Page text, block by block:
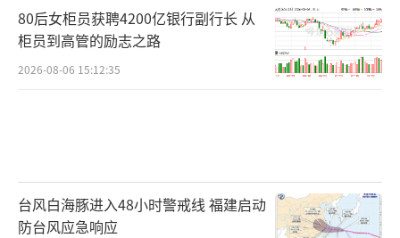
80后女柜员获聘4200亿银行副行长 从
柜员到高管的励志之路
2026-08-06 15:12:35
台风白海豚进入48小时警戒线 福建启动
防台风应急响应